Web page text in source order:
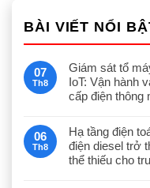
BÀI VIẾT NỔI
07
Th8
Giám sát tổ
IoT: Vận hành
cấp điện thông
06
Th8
Hạ tầng điện
điện diesel trở
thể thiếu cho